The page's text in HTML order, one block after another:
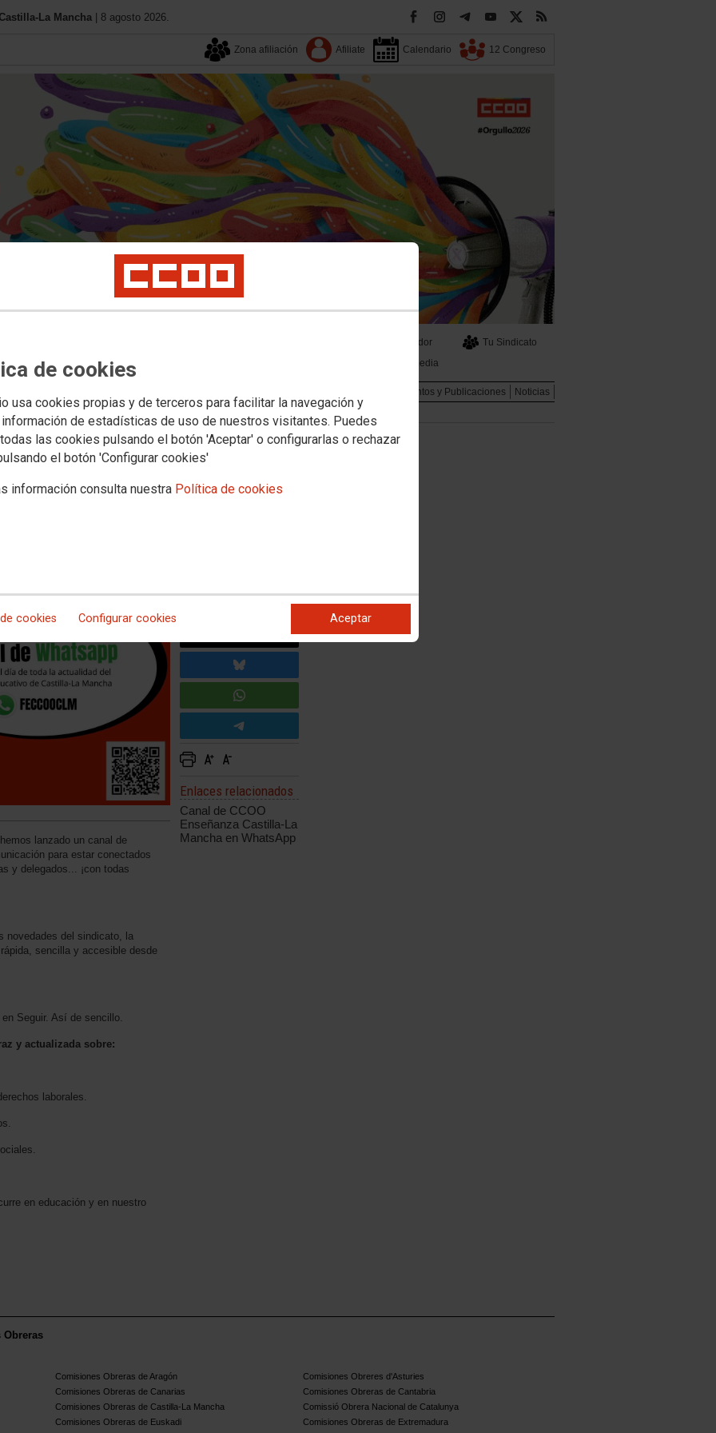
de cookies
usa cookies propias y de terceros para facilitar la navegación y
de estadísticas de uso de nuestros visitantes. Puedes
las cookies pulsando el botón 'Aceptar' o configurarlas o rechazar
el botón 'Configurar cookies'
información consulta nuestra Política de cookies
cookies Configurar cookies Aceptar
La Mancha | 8 agosto 2026.
Zona afiliación Afiliate Calendario 12 Congreso
Buscador
Tu Sindicato
Multimedia
Documentos y Publicaciones
Noticias
Enseñanza Castilla-La
ha puesto en marcha esta nueva herramienta en la
toda la actualidad sindical.
lanzado un canal de
para estar conectados
y delegados... ¡con todas
novedades del sindicato, la
sencilla y accesible desde
Seguir. Así de sencillo.
y actualizada sobre:
laborales.
en educación y en nuestro
Enlaces relacionados
Canal de CCOO
Enseñanza Castilla-La
Mancha en WhatsApp
Obreras
Comisiones Obreras de Aragón
Comisiones Obreres d'Asturies
Comisiones Obreras de Canarias
Comisiones Obreras de Cantabria
Comisiones Obreras de Castilla-La Mancha
Comissió Obrera Nacional de Catalunya
Comisiones Obreras de Euskadi
Comisiones Obreras de Extremadura